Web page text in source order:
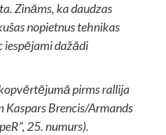
Zināms, ka daudzas
nopietnus tehnikas
iespējami dažādi
pirms rallija
Kaspars Brencis/Armands
25. numurs).